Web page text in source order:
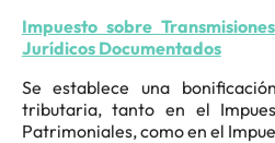
Impuesto sobre
Jurídicos Documentados
Se establece una
tributaria, tanto en el
Patrimoniales, como en el